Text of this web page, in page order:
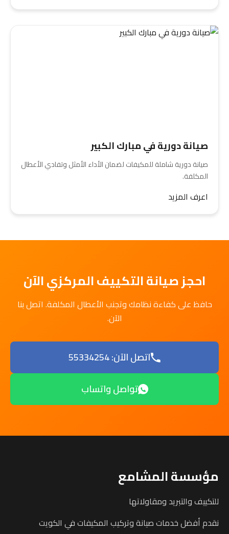
صيانة دورية في مبارك الكبير
صيانة دورية شاملة للمكيفات لضمان الأداء الأمثل وتفادي الأعطال
المكلفة.
اعرف المزيد
احجز صيانة التكييف المركزي الآن
حافظ على كفاءة نظامك وتجنب الأعطال المكلفة. اتصل بنا
الآن.
اتصل الآن: 55334254
تواصل واتساب
مؤسسة المشامع
للتكييف والتبريد ومقاولاتها
نقدم أفضل خدمات صيانة وتركيب المكيفات في الكويت